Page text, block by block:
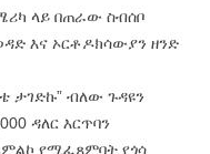
ላይ በጠራው ስብሰቦ
እና ኦርቶዶክሳውያን ዘንድ
ታገድኩ” ብለው ጉዳዩን
ዳለር እርጥባን
የሚፈጸምባት የጎሳ